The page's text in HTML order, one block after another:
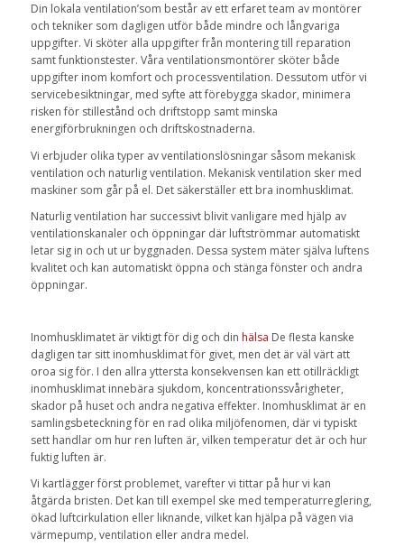
Din lokala ventilation’som består av ett erfaret team av montörer
och tekniker som dagligen utför både mindre och långvariga
uppgifter. Vi sköter alla uppgifter från montering till reparation
samt funktionstester. Våra ventilationsmontörer sköter både
uppgifter inom komfort och processventilation. Dessutom utför vi
servicebesiktningar, med syfte att förebygga skador, minimera
risken för stillestånd och driftstopp samt minska
energiförbrukningen och driftskostnaderna.
Vi erbjuder olika typer av ventilationslösningar såsom mekanisk
ventilation och naturlig ventilation. Mekanisk ventilation sker med
maskiner som går på el. Det säkerställer ett bra inomhusklimat.
Naturlig ventilation har successivt blivit vanligare med hjälp av
ventilationskanaler och öppningar där luftströmmar automatiskt
letar sig in och ut ur byggnaden. Dessa system mäter själva luftens
kvalitet och kan automatiskt öppna och stänga fönster och andra
öppningar.
Inomhusklimatet är viktigt för dig och din hälsa De flesta kanske
dagligen tar sitt inomhusklimat för givet, men det är väl värt att
oroa sig för. I den allra yttersta konsekvensen kan ett otillräckligt
inomhusklimat innebära sjukdom, koncentrationssvårigheter,
skador på huset och andra negativa effekter. Inomhusklimat är en
samlingsbeteckning för en rad olika miljöfenomen, där vi typiskt
sett handlar om hur ren luften är, vilken temperatur det är och hur
fuktig luften är.
Vi kartlägger först problemet, varefter vi tittar på hur vi kan
åtgärda bristen. Det kan till exempel ske med temperaturreglering,
ökad luftcirkulation eller liknande, vilket kan hjälpa på vägen via
värmepump, ventilation eller andra medel.